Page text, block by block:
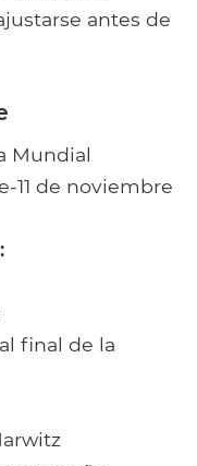
antes de
Mundial
11 de noviembre
final de la